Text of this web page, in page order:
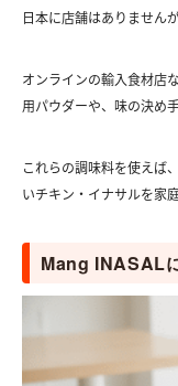
日本に店舗はありません
オンラインの輸入食材店
用パウダーや、味の決め
これらの調味料を使えば
いチキン・イナサルを家
Mang INASAL